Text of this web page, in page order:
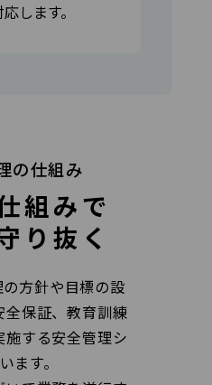
します。
の仕組み
組みで
り抜く
方針や目標の設
全保証、教育訓練
する安全管理シ
ます。